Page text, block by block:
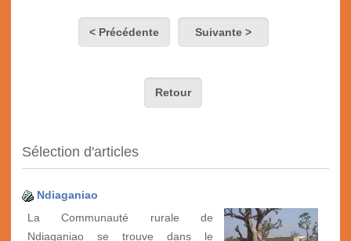
< Précédente Suivante >
Retour
Sélection d'articles
Ndiaganiao
La Communauté rurale de
Ndiaganiao se trouve dans le